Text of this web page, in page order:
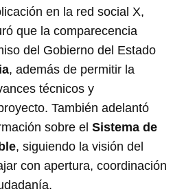
en la red social X,
que la comparecencia
del Gobierno del Estado
, además de permitir la
técnicos y
También adelantó
sobre elSistema de
, siguiendo la visión del
con apertura, coordinación